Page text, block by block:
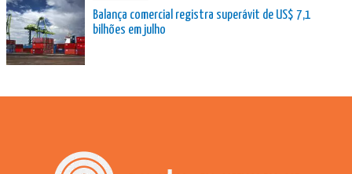
Balança comercial registra superávit de US$ 7,1
bilhões em julho